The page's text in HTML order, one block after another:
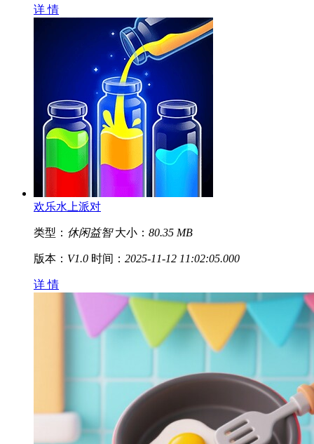
详 情
欢乐水上派对
类型： 休闲益智 大小： 80.35 MB
版本： V1.0 时间： 2025-11-12 11:02:05.000
详 情